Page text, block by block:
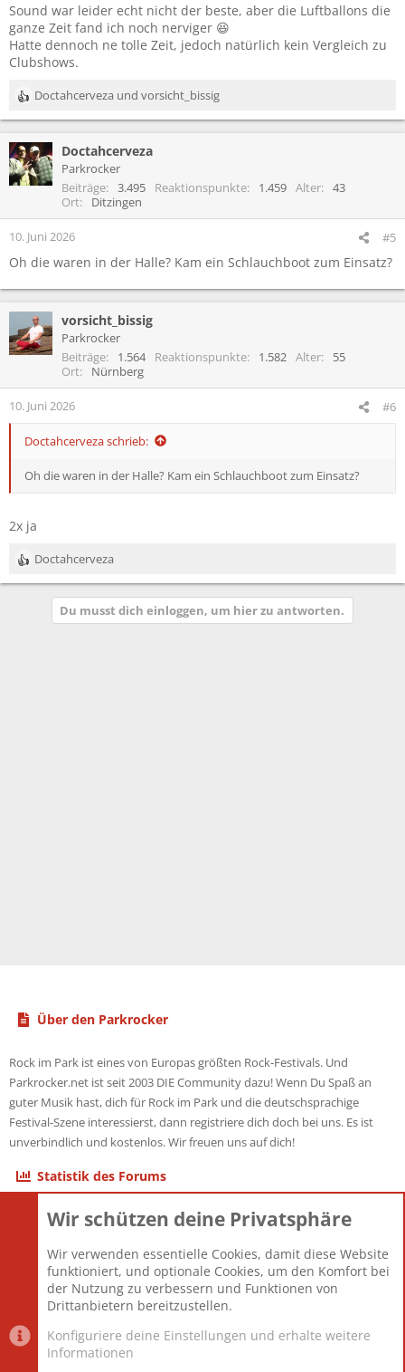
Sound war leider echt nicht der beste, aber die Luftballons die
ganze Zeit fand ich noch nerviger 😆
Hatte dennoch ne tolle Zeit, jedoch natürlich kein Vergleich zu
Clubshows.
R
e
k
t
i
n
e
:
Doctahcerveza und vorsicht_bissig
Doctahcerveza
Parkrocker
Beiträge
3.495 Reaktionspunkte 1.459 Alter
43
Ort
Ditzingen
10. Juni 2026 #5
Oh die waren in der Halle? Kam ein Schlauchboot zum Einsatz?
vorsicht_bissig
Parkrocker
Beiträge
1.564 Reaktionspunkte 1.582 Alter
55
Ort
Nürnberg
10. Juni 2026 #6
Doctahcerveza schrieb:
Oh die waren in der Halle? Kam ein Schlauchboot zum Einsatz?
2x ja
R
e
Doctahcerveza
Du musst dich einloggen, um hier zu antworten.
Über den Parkrocker
Rock im Park ist eines von Europas größten Rock-Festivals. Und
Parkrocker.net ist seit 2003 DIE Community dazu! Wenn Du Spaß an
guter Musik hast, dich für Rock im Park und die deutschsprachige
Festival-Szene interessierst, dann registriere dich doch bei uns. Es ist
unverbindlich und kostenlos. Wir freuen uns auf dich!
Statistik des Forums
Themen
Mitglieder
12.426
Neuestes Mitglied
nabulamisika
Wir schützen deine Privatsphäre
Wir verwenden essentielle Cookies, damit diese Website
funktioniert, und optionale Cookies, um den Komfort bei
der Nutzung zu verbessern und Funktionen von
Drittanbietern bereitzustellen.
Konfiguriere deine Einstellungen und erhalte weitere
Informationen